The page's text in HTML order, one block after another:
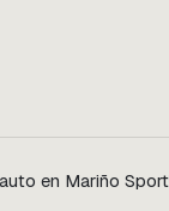
en Mariño